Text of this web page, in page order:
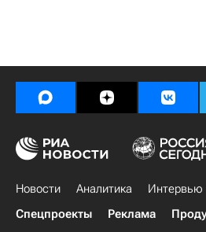
Новости Аналитика Интервью
Спецпроекты
Реклама